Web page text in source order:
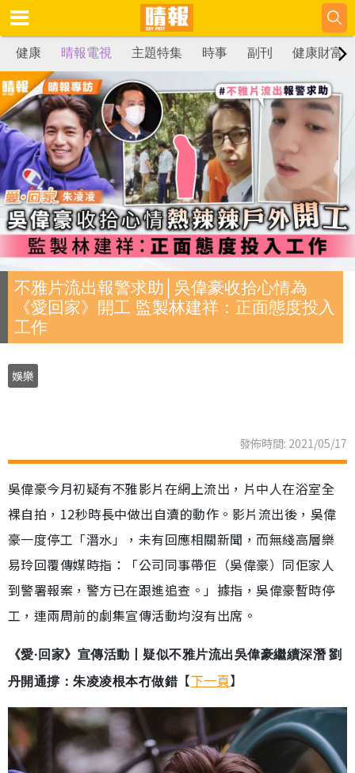
健康 晴報電視 主題特集 時事 副刊 健康財富
不雅片流出報警求助│吳偉豪收拾心情為
《愛回家》開工 監製林建祥：正面態度投入
工作
娛樂
發佈時間: 2021/05/17
吳偉豪今月初疑有不雅影片在網上流出，片中人在浴室全
裸自拍，12秒時長中做出自瀆的動作。影片流出後，吳偉
豪一度停工「潛水」，未有回應相關新聞，而無綫高層樂
易玲回覆傳媒時指：「公司同事帶佢（吳偉豪）同佢家人
到警署報案，警方已在跟進追查。」據指，吳偉豪暫時停
工，連兩周前的劇集宣傳活動均沒有出席。
《愛·回家》宣傳活動丨疑似不雅片流出吳偉豪繼續深潛 劉
丹開通撐：朱凌凌根本冇做錯【下一頁】